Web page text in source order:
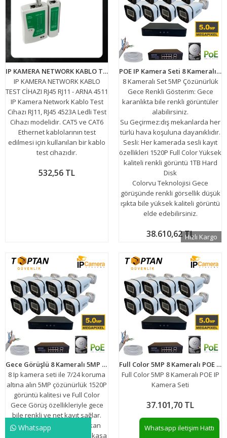
IP KAMERA NETWORK KABLO TEST CİHAZI RJ45 RJ11 - ARNA 4511
IP KAMERA NETWORK KABLO
TEST CİHAZI RJ45 RJ11 - ARNA 4511
IP Kamera Network Kablo Test
Cihazı RJ11, RJ45 4523A Ledli Test
Cihazı modelidir. CAT5 ve CAT6
Ethernet kablolarının test
edilmesi için kullanılan bir kablo
test cihazıdır.
532,56 TL
POE IP Kamera Seti 8 Kameralı 5MP Dış Mekan Su Geçirmez Gece renkli Gösteren
8 Kameralı Set 5MP Çözünürlük
Gece Renkli Gösterim: Gece
karanlıkta bile renkli görüntüler
alabilirsiniz.
Su Geçirmez:dış mekanlarda her
türlü hava koşuluna dayanıklıdır.
Sesli: Her kamerada sesli kayıt
özellikleri 1520P Full Color Yüksek
kaliteli renkli görüntü 1TB Hard
Disk
Colorvu Teknolojisi Gece
görüşünde renkli görsellik düşük
ışıkta bile yüksek kaliteli görüntü
elde edebilirsiniz.
38.610,62 TLHızlı Kargo
Gece Görüşlü 8 Kameralı 5MP POE IP Kamera Seti
8 Ip kamera seti ile 7/24 koruma
altına alın 5MP çözünürlük 1520P
görüntü kalitesi ve Full Color
Gece Görüş özellikleriyle gece
bile renkli ve net kayıt sağlar.
Sesli kayıt desteği dış mekan
dayanıklılığı ve su geçirmez kasa
Full Color 5MP 8 Kameralı POE IP Kamera Seti
Full Color 5MP 8 Kameralı POE IP
Kamera Seti
37.101,70 TL
Whatsapp Whatsapp iletişim Hattı